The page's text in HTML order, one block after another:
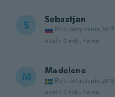
S Sebastjan
Rok dołączenia 2017
około 6 roku temu
M Madelene
Rok dołączenia 2016
około 6 roku temu